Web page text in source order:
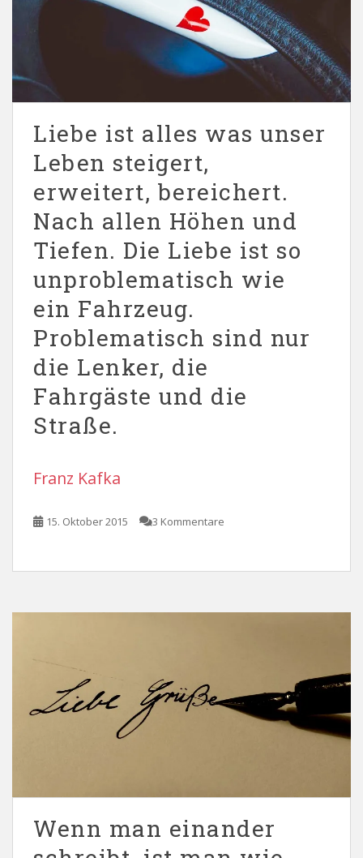
Liebe ist alles was unser
Leben steigert,
erweitert, bereichert.
Nach allen Höhen und
Tiefen. Die Liebe ist so
unproblematisch wie
ein Fahrzeug.
Problematisch sind nur
die Lenker, die
Fahrgäste und die
Straße.
Franz Kafka
15. Oktober 2015 3 Kommentare
Wenn man einander